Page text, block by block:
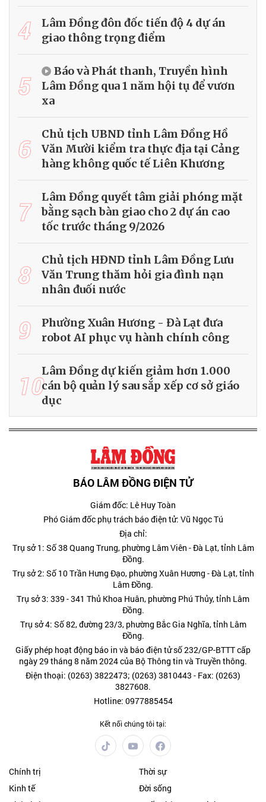
4
Lâm Đồng đôn đốc tiến độ 4 dự án
giao thông trọng điểm
5
Báo và Phát thanh, Truyền hình
Lâm Đồng qua 1 năm hội tụ để vươn
xa
6
Chủ tịch UBND tỉnh Lâm Đồng Hồ
Văn Mười kiểm tra thực địa tại Cảng
hàng không quốc tế Liên Khương
7
Lâm Đồng quyết tâm giải phóng mặt
bằng sạch bàn giao cho 2 dự án cao
tốc trước tháng 9/2026
8
Chủ tịch HĐND tỉnh Lâm Đồng Lưu
Văn Trung thăm hỏi gia đình nạn
nhân đuối nước
9
Phường Xuân Hương - Đà Lạt đưa
robot AI phục vụ hành chính công
10Lâm Đồng dự kiến giảm hơn 1.000
cán bộ quản lý sau sắp xếp cơ sở giáo
dục
BÁO LÂM ĐỒNG ĐIỆN TỬ
Giám đốc: Lê Huy Toàn
Phó Giám đốc phụ trách báo điện tử: Vũ Ngọc Tú
Địa chỉ:
Trụ sở 1: Số 38 Quang Trung, phường Lâm Viên - Đà Lạt, tỉnh Lâm
Đồng.
Trụ sở 2: Số 10 Trần Hưng Đạo, phường Xuân Hương - Đà Lạt, tỉnh
Lâm Đồng.
Trụ sở 3: 339 - 341 Thủ Khoa Huân, phường Phú Thủy, tỉnh Lâm
Đồng.
Trụ sở 4: Số 82, đường 23/3, phường Bắc Gia Nghĩa, tỉnh Lâm
Đồng.
Giấy phép hoạt động báo in và báo điện tử số 232/GP-BTTT cấp
ngày 29 tháng 8 năm 2024 của Bộ Thông tin và Truyền thông.
Điện thoại: (0263) 3822473; (0263) 3810443 - Fax: (0263)
3827608.
Hotline: 0977885454
Kết nối chúng tôi tại:
Chính trị
Thời sự
Kinh tế
Đời sống